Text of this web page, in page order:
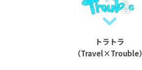
トラトラ
（Travel×Trouble）